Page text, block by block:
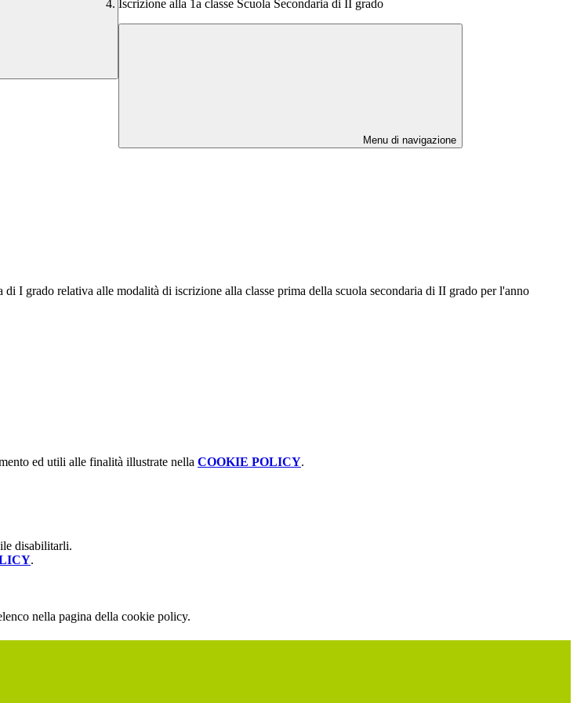
Iscrizione alla 1a classe Scuola Secondaria di II grado
Menu di navigazione
I grado relativa alle modalità di iscrizione alla classe prima della scuola secondaria di II grado per l'anno
ed utili alle finalità illustrate nella COOKIE POLICY.
disabilitarli.
.
nella pagina della cookie policy.